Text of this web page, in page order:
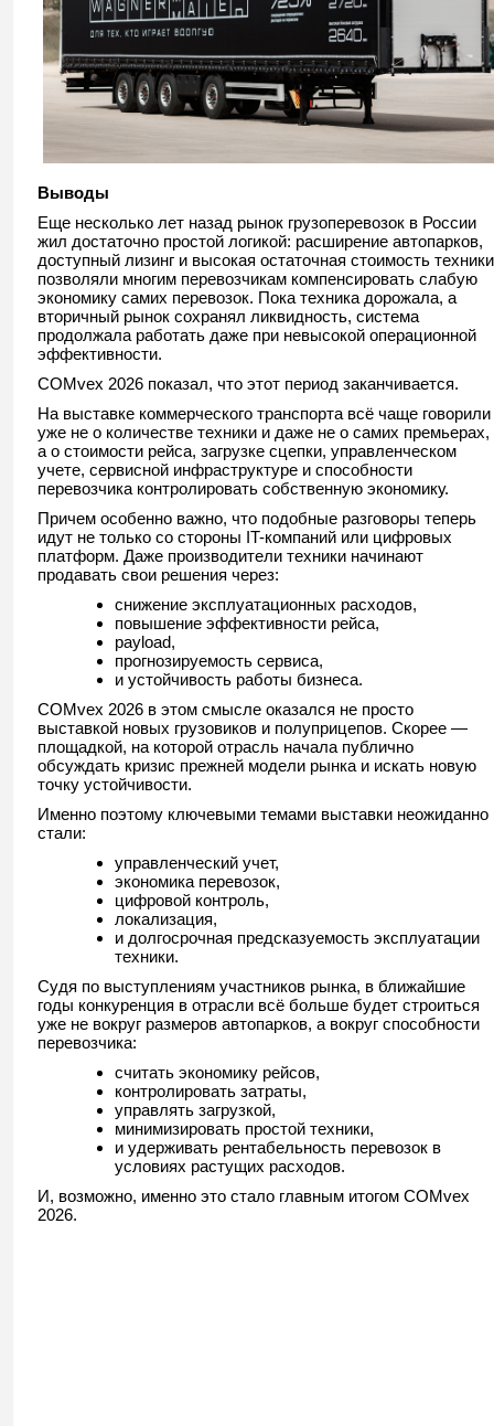
Выводы
Еще несколько лет назад рынок грузоперевозок в России
жил достаточно простой логикой: расширение автопарков,
доступный лизинг и высокая остаточная стоимость техники
позволяли многим перевозчикам компенсировать слабую
экономику самих перевозок. Пока техника дорожала, а
вторичный рынок сохранял ликвидность, система
продолжала работать даже при невысокой операционной
эффективности.
COMvex 2026 показал, что этот период заканчивается.
На выставке коммерческого транспорта всё чаще говорили
уже не о количестве техники и даже не о самих премьерах,
а о стоимости рейса, загрузке сцепки, управленческом
учете, сервисной инфраструктуре и способности
перевозчика контролировать собственную экономику.
Причем особенно важно, что подобные разговоры теперь
идут не только со стороны IT-компаний или цифровых
платформ. Даже производители техники начинают
продавать свои решения через:
снижение эксплуатационных расходов,
повышение эффективности рейса,
payload,
прогнозируемость сервиса,
и устойчивость работы бизнеса.
COMvex 2026 в этом смысле оказался не просто
выставкой новых грузовиков и полуприцепов. Скорее —
площадкой, на которой отрасль начала публично
обсуждать кризис прежней модели рынка и искать новую
точку устойчивости.
Именно поэтому ключевыми темами выставки неожиданно
стали:
управленческий учет,
экономика перевозок,
цифровой контроль,
локализация,
и долгосрочная предсказуемость эксплуатации
техники.
Судя по выступлениям участников рынка, в ближайшие
годы конкуренция в отрасли всё больше будет строиться
уже не вокруг размеров автопарков, а вокруг способности
перевозчика:
считать экономику рейсов,
контролировать затраты,
управлять загрузкой,
минимизировать простой техники,
и удерживать рентабельность перевозок в
условиях растущих расходов.
И, возможно, именно это стало главным итогом COMvex
2026.